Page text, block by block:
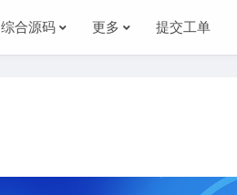
综合源码 更多 提交工单